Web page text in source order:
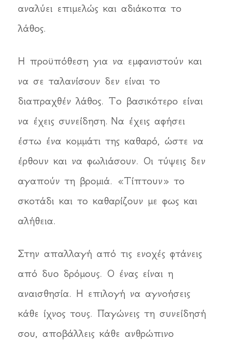
αναλύει επιμελώς και αδιάκοπα το
λάθος.
Η προϋπόθεση για να εμφανιστούν και
να σε ταλανίσουν δεν είναι το
διαπραχθέν λάθος. Το βασικότερο είναι
να έχεις συνείδηση. Να έχεις αφήσει
έστω ένα κομμάτι της καθαρό, ώστε να
έρθουν και να φωλιάσουν. Οι τύψεις δεν
αγαπούν τη βρομιά. «Τίπτουν» το
σκοτάδι και το καθαρίζουν με φως και
αλήθεια.
Στην απαλλαγή από τις ενοχές φτάνεις
από δυο δρόμους. Ο ένας είναι η
αναισθησία. Η επιλογή να αγνοήσεις
κάθε ίχνος τους. Παγώνεις τη συνείδησή
σου, αποβάλλεις κάθε ανθρώπινο